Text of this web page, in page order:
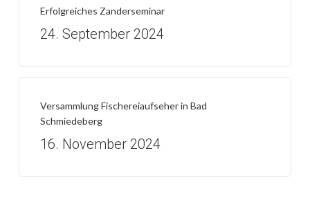
Erfolgreiches Zanderseminar
24. September 2024
Versammlung Fischereiaufseher in Bad
Schmiedeberg
16. November 2024